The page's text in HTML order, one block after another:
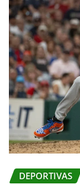
DEPORTIVAS